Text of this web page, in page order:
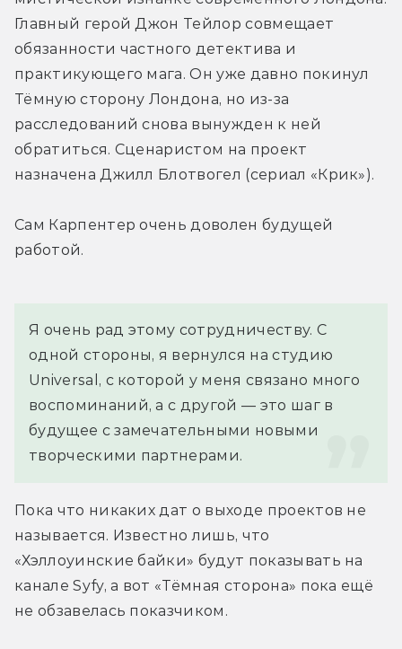
Главный герой Джон Тейлор совмещает
обязанности частного детектива и
практикующего мага. Он уже давно покинул
Тёмную сторону Лондона, но из-за
расследований снова вынужден к ней
обратиться. Сценаристом на проект
назначена Джилл Блотвогел (сериал «Крик»).
Сам Карпентер очень доволен будущей
работой.
Я очень рад этому сотрудничеству. С
одной стороны, я вернулся на студию
Universal, с которой у меня связано много
воспоминаний, а с другой — это шаг в
будущее с замечательными новыми
творческими партнерами.
Пока что никаких дат о выходе проектов не
называется. Известно лишь, что
«Хэллоуинские байки» будут показывать на
канале Syfy, а вот «Тёмная сторона» пока ещё
не обзавелась показчиком.